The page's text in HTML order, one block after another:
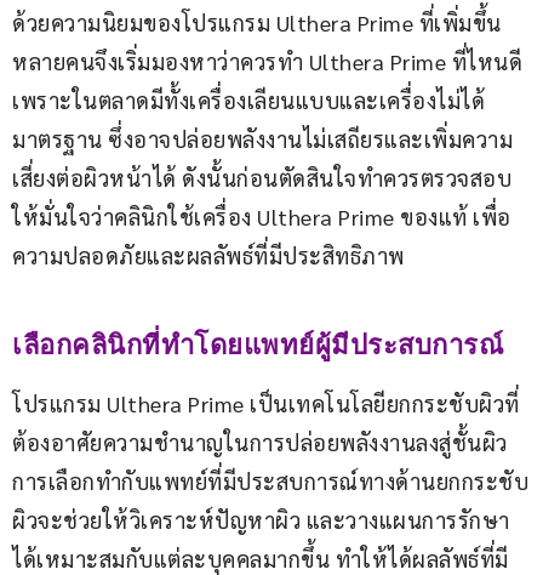
ด้วยความนิยมของโปรแกรม Ulthera Prime ที่เพิ่มขึ้น
หลายคนจึงเริ่มมองหาว่าควรทำ Ulthera Prime ที่ไหนดี
เพราะในตลาดมีทั้งเครื่องเลียนแบบและเครื่องไม่ได้
มาตรฐาน ซึ่งอาจปล่อยพลังงานไม่เสถียรและเพิ่มความ
เสี่ยงต่อผิวหน้าได้ ดังนั้นก่อนตัดสินใจทำควรตรวจสอบ
ให้มั่นใจว่าคลินิกใช้เครื่อง Ulthera Prime ของแท้ เพื่อ
ความปลอดภัยและผลลัพธ์ที่มีประสิทธิภาพ
เลือกคลินิกที่ทำโดยแพทย์ผู้มีประสบการณ์
โปรแกรม Ulthera Prime เป็นเทคโนโลยียกกระชับผิวที่
ต้องอาศัยความชำนาญในการปล่อยพลังงานลงสู่ชั้นผิว
การเลือกทำกับแพทย์ที่มีประสบการณ์ทางด้านยกกระชับ
ผิวจะช่วยให้วิเคราะห์ปัญหาผิว และวางแผนการรักษา
ได้เหมาะสมกับแต่ละบุคคลมากขึ้น ทำให้ได้ผลลัพธ์ที่มี